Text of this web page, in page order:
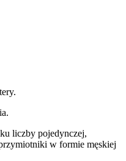
liczby pojedynczej,
w formie męskiej